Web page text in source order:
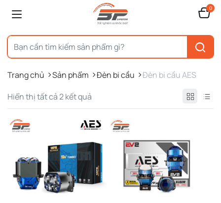
0
Trang chủ Sản phẩm Đèn bi cầu
Đèn bi cầu AES
Hiển thị tất cả 2 kết quả
sắp
xếp
theo
mới
nhất